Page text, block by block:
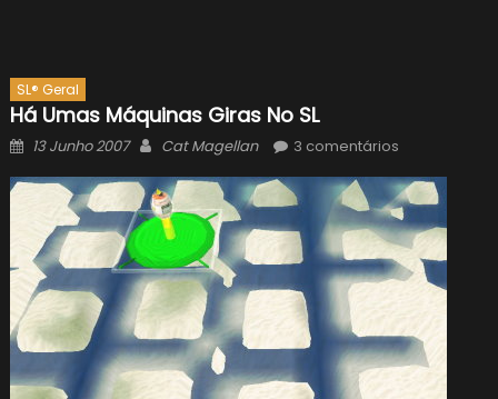
SL® Geral
Há Umas Máquinas Giras No SL
Posted
13 Junho 2007 Author
Cat Magellan 3 comentários